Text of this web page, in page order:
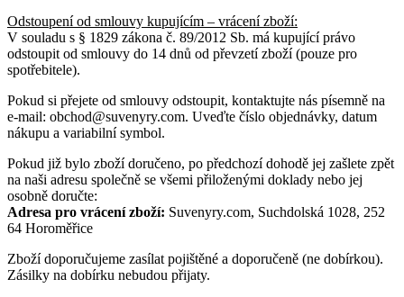
Odstoupení od smlouvy kupujícím – vrácení zboží:
V souladu s § 1829 zákona č. 89/2012 Sb. má kupující právo
odstoupit od smlouvy do 14 dnů od převzetí zboží (pouze pro
spotřebitele).
Pokud si přejete od smlouvy odstoupit, kontaktujte nás písemně na
e-mail: obchod@suvenyry.com. Uveďte číslo objednávky, datum
nákupu a variabilní symbol.
Pokud již bylo zboží doručeno, po předchozí dohodě jej zašlete zpět
na naši adresu společně se všemi přiloženými doklady nebo jej
osobně doručte:
Adresa pro vrácení zboží: Suvenyry.com, Suchdolská 1028, 252
64 Horoměřice
Zboží doporučujeme zasílat pojištěné a doporučeně (ne dobírkou).
Zásilky na dobírku nebudou přijaty.